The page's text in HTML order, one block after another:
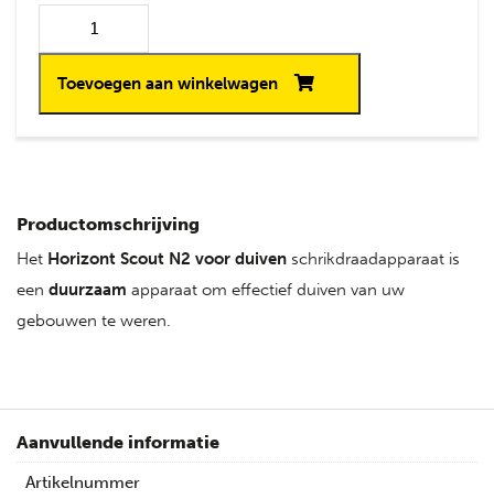
Toevoegen aan winkelwagen
Productomschrijving
Het Horizont Scout N2 voor duiven schrikdraadapparaat is
een duurzaam apparaat om effectief duiven van uw
gebouwen te weren.
Aanvullende informatie
Artikelnummer